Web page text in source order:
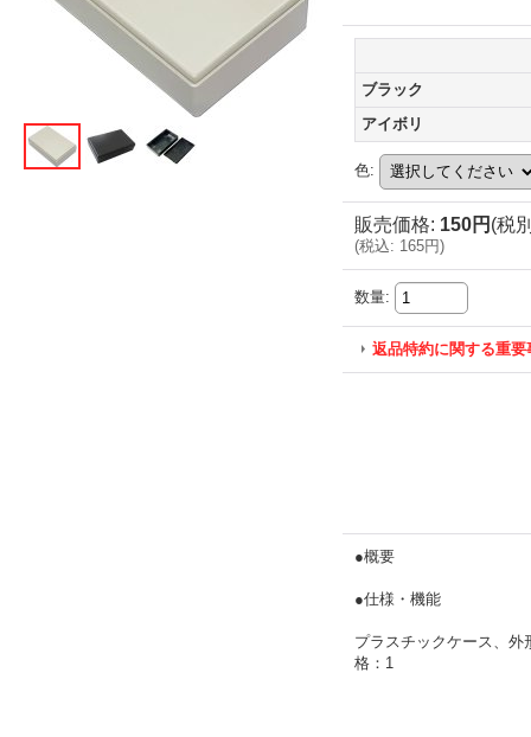
ブラック
アイボリ
色:
販売価格: 150円 (税
(税込: 165円)
数量:
返品特約に関する重要
●概要
●仕様・機能
プラスチックケース、
格：1